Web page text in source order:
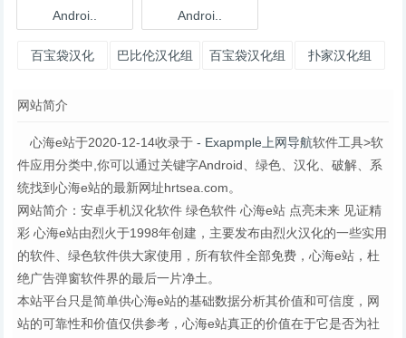
Androi.. Androi..
百宝袋汉化 巴比伦汉化组 百宝袋汉化组 扑家汉化组
网站简介
心海e站于2020-12-14收录于 - Exapmple上网导航软件工具>软
件应用分类中,你可以通过关键字Android、绿色、汉化、破解、系
统找到心海e站的最新网址hrtsea.com。
网站简介：安卓手机汉化软件 绿色软件 心海e站 点亮未来 见证精
彩 心海e站由烈火于1998年创建，主要发布由烈火汉化的一些实用
的软件、绿色软件供大家使用，所有软件全部免费，心海e站，杜
绝广告弹窗软件界的最后一片净土。
本站平台只是简单供心海e站的基础数据分析其价值和可信度，网
站的可靠性和价值仅供参考，心海e站真正的价值在于它是否为社